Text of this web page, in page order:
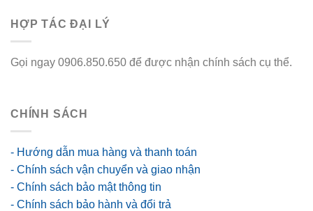
HỢP TÁC ĐẠI LÝ
Gọi ngay 0906.850.650 để được nhận chính sách cụ thể.
CHÍNH SÁCH
- Hướng dẫn mua hàng và thanh toán
- Chính sách vận chuyển và giao nhận
- Chính sách bảo mật thông tin
- Chính sách bảo hành và đổi trả